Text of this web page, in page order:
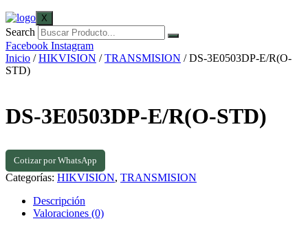
X
Search
Facebook Instagram
Inicio /HIKVISION /TRANSMISION / DS-3E0503DP-E/R(O-
STD)
DS-3E0503DP-E/R(O-STD)
Cotizar por WhatsApp
Categorías: HIKVISION, TRANSMISION
Descripción
Valoraciones (0)